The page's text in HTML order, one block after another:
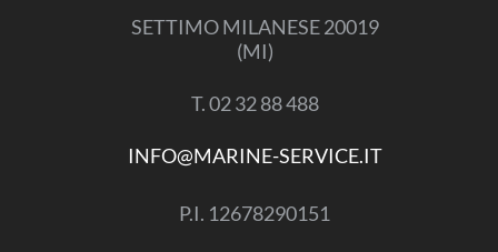
SETTIMO MILANESE 20019
(MI)
T. 02 32 88 488
INFO@MARINE-SERVICE.IT
P.I. 12678290151